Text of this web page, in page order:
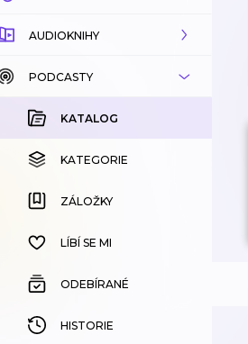
AUDIOKNIHY
KATALOG
KOUPENÉ
KATEGORIE
ZÁLOŽKY
HISTORIE
PODCASTY
KATALOG
KATEGORIE
ZÁLOŽKY
LÍBÍ SE MI
ODEBÍRANÉ
HISTORIE